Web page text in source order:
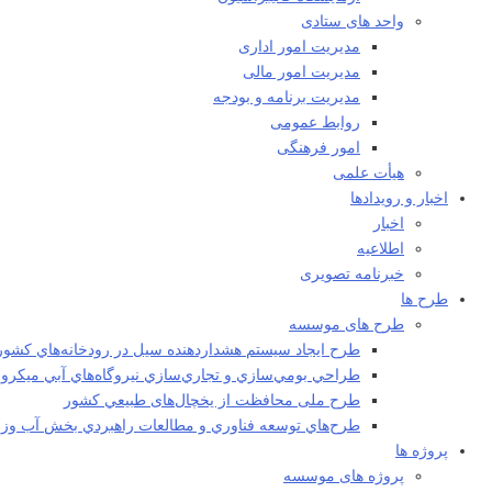
واحد های ستادی
مدیریت امور اداری
مدیریت امور مالی
مدیریت برنامه و بودجه
روابط عمومی
امور فرهنگی
هیأت علمی​
اخبار و رویدادها
اخبار
اطلاعیه
خبرنامه تصویری
طرح ها
طرح های موسسه
طرح ايجاد سيستم هشداردهنده سيل در رودخانه‌هاي كشور
طراحي بومي‌سازي و تجاري‌سازي نيروگاه‌هاي آبي ميکرو
طرح ملی محافظت از يخچال‌های طبيعي كشور
طرح‌هاي توسعه فناوري و مطالعات راهبردي بخش آب
پروژه ها
پروژه های موسسه